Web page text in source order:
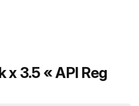
x 3.5 « API Reg